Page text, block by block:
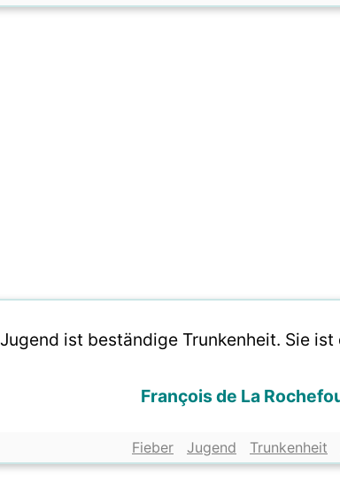
Jugend ist beständige Trunkenheit. Sie
François de La
Fieber Jugend Trunkenheit